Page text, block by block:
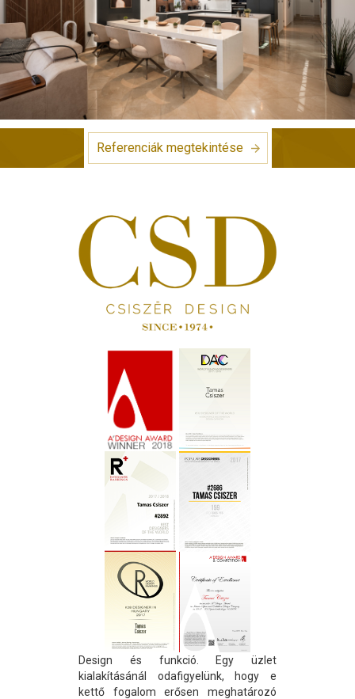
Referenciák megtekintése
Design és funkció. Egy üzlet
kialakításánál odafigyelünk, hogy e
kettő fogalom erősen meghatározó